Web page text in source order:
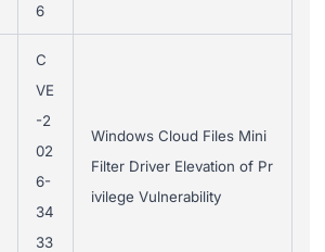
6
C
VE
-2
02
6-
34
33
Windows Cloud Files Mini
Filter Driver Elevation of Pr
ivilege Vulnerability